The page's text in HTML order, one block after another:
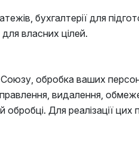
бухгалтерії для
власних цілей.
обробка ваших
видалення,
Для реалізації цих